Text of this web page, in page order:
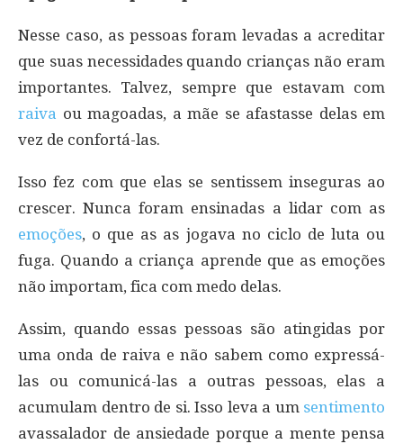
Nesse caso, as pessoas foram levadas a acreditar
que suas necessidades quando crianças não eram
importantes. Talvez, sempre que estavam com
raiva ou magoadas, a mãe se afastasse delas em
vez de confortá-las.
Isso fez com que elas se sentissem inseguras ao
crescer. Nunca foram ensinadas a lidar com as
emoções, o que as as jogava no ciclo de luta ou
fuga. Quando a criança aprende que as emoções
não importam, fica com medo delas.
Assim, quando essas pessoas são atingidas por
uma onda de raiva e não sabem como expressá-
las ou comunicá-las a outras pessoas, elas a
acumulam dentro de si. Isso leva a um sentimento
avassalador de ansiedade porque a mente pensa